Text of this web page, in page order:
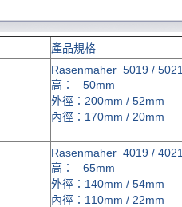
產品規格
Rasenmaher 5019 / 5021
高： 50mm
外徑：200mm / 52mm
內徑：170mm / 20mm
Rasenmaher 4019 / 4021
高： 65mm
外徑：140mm / 54mm
內徑：110mm / 22mm